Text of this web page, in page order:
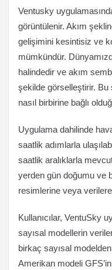
Ventusky
görüntülenir. Akım
gelişimini kesintisiz ve
mümkündür.
halindedir ve akım
şekilde görselleştirir. Bu
nasıl birbirine bağlı
Uygulama dahilinde
saatlik adımlarla
saatlik aralıklarla
yerden gün doğumu ve
resimlerine veya
Kullanıcılar, VentuSky
sayısal modellerin
birkaç sayısal
Amerikan modeli GFS’in